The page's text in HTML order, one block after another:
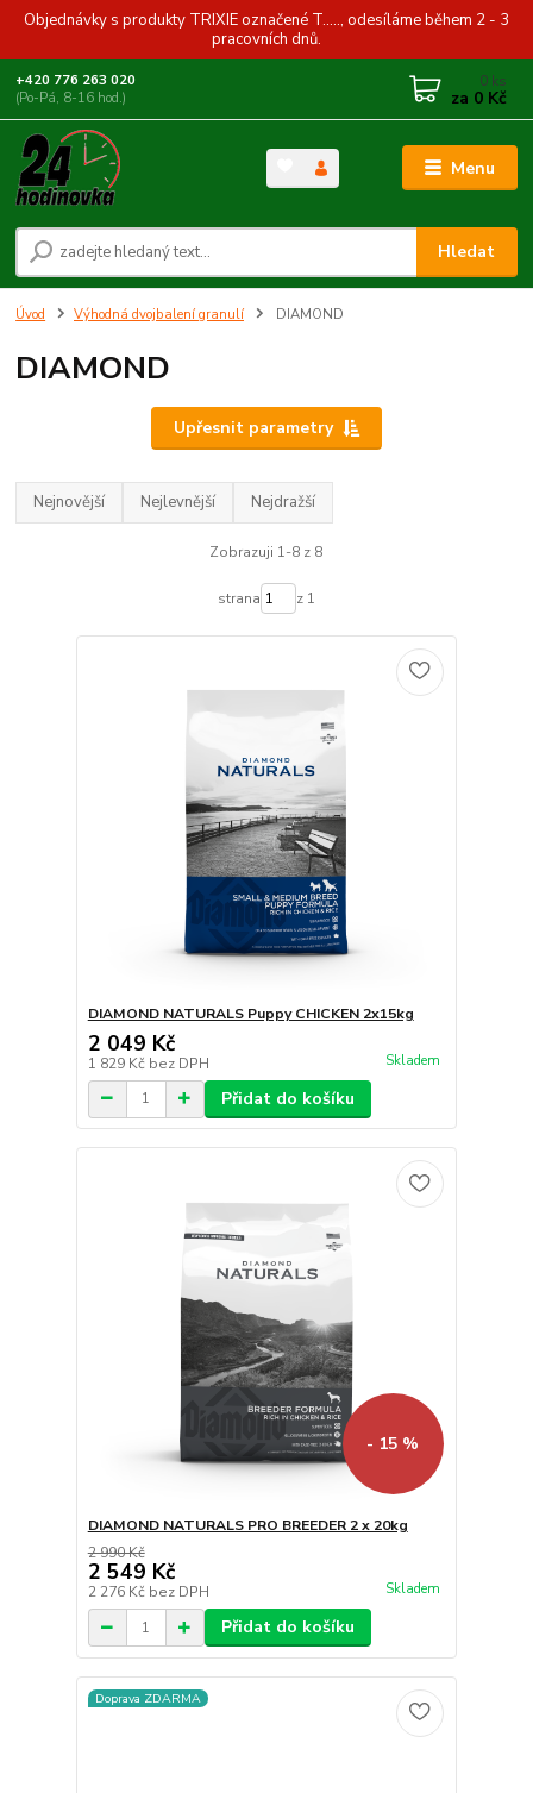
Objednávky s produkty TRIXIE označené T....., odesíláme během 2 - 3
pracovních dnů.
Menu
Hledat
+420 776 263 020
(Po-Pá, 8-16 hod.)
0 ks
za 0 Kč
Úvod Výhodná dvojbalení granulí DIAMOND
DIAMOND
Upřesnit parametry
Nejnovější Nejlevnější Nejdražší
Zobrazuji 1-8 z 8
strana z 1
DIAMOND NATURALS Puppy CHICKEN 2x15kg
2 049 Kč
1 829 Kč bez DPH Skladem
Přidat do košíku
- 15 %
DIAMOND NATURALS PRO BREEDER 2 x 20kg
2 990 Kč
2 549 Kč
2 276 Kč bez DPH Skladem
Přidat do košíku
Doprava ZDARMA